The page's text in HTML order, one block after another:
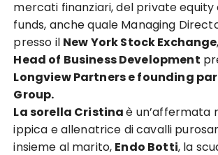
mercati finanziari, del private equity
funds, anche quale Managing
presso il New York Stock Exchange,
Head of Business Development
Longview Partners e founding
Group.
La sorella Cristinaè un’affermata
ippica e allenatrice di cavalli
insieme al marito, Endo Botti, la